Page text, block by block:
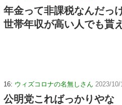
年金って非課税なんだっ
世帯年収が高い人でも貰
16: ウィズコロナの名無しさん 2023/
公明党こればっかりやな